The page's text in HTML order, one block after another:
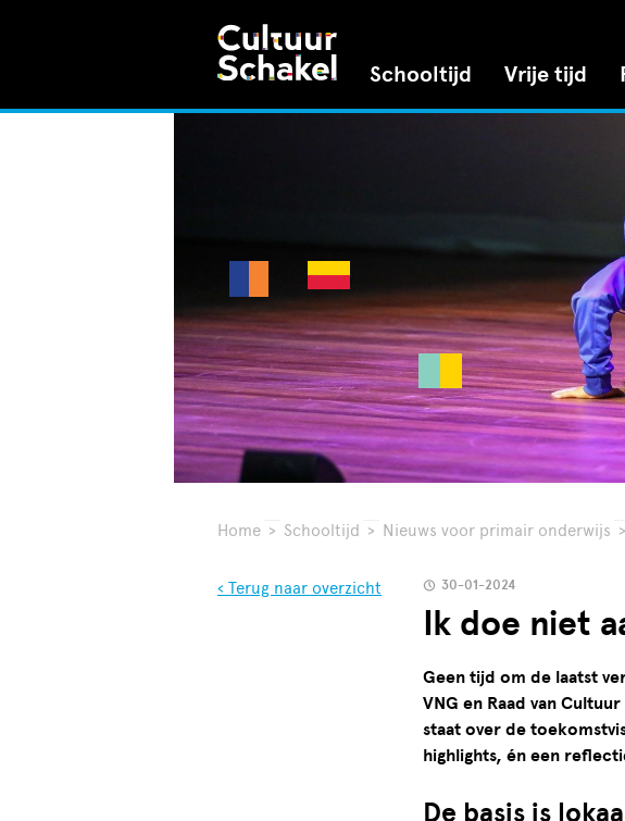
Schooltijd Vrije tijd
Home > Schooltijd > Nieuws voor primair onderwijs >
‹ Terug naar overzicht 30-01-2024
Ik doe niet
Geen tijd om de laatst
VNG en Raad van
staat over de
highlights, én een
De basis is